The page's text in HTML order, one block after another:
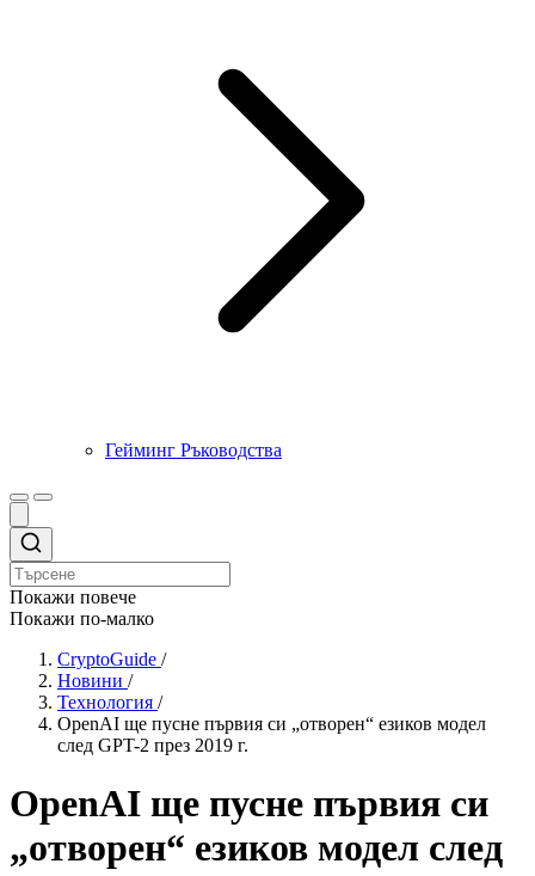
Гейминг Ръководства
Покажи повече
Покажи по-малко
CryptoGuide /
Новини /
Технология /
OpenAI ще пусне първия си „отворен“ езиков модел
след GPT-2 през 2019 г.
OpenAI ще пусне първия си
„отворен“ езиков модел след